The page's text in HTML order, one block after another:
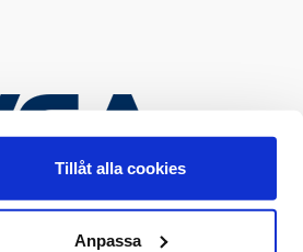
Tillåt alla cookies
Anpassa